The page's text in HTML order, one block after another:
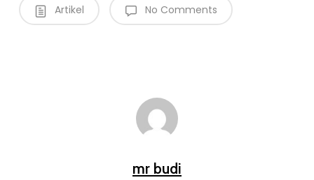
Artikel No Comments
mr budi